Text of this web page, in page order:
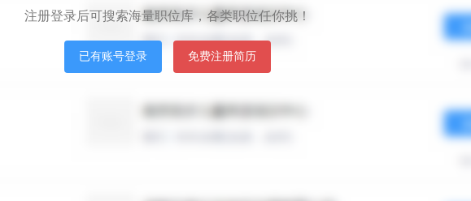
注册登录后可搜索海量职位库，各类职位任你挑！
已有账号登录 免费注册简历